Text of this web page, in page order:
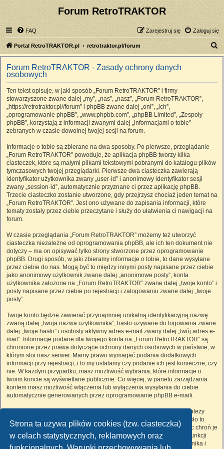
Strona ta używa plików cookies (tzw. ciasteczka)
w celach statystycznych, reklamowych oraz
Forum RetroTRAKTOR
FAQ Zaloguj się
Zarejestruj się
Portal RetroTRAKTOR.pl retrotraktor.pl/forum
z
Forum RetroTRAKTOR - Zasady ochrony danych
osobowych
Ten tekst opisuje, w jaki sposób „Forum RetroTRAKTOR” i firmy
stowarzyszone zwane dalej „my”, „nas”, „nasz”, „Forum RetroTRAKTOR”,
„https://retrotraktor.pl//forum” i phpBB zwane dalej „oni”, „ich”,
„oprogramowanie phpBB”, „www.phpbb.com”, „phpBB Limited”, „Zespoły
phpBB”, korzystają z informacji zwanymi dalej „informacjami o tobie”
zebranych w czasie dowolnej twojej sesji na forum.
Informacje o tobie są zbierane na dwa sposoby. Po pierwsze, przeglądanie
„Forum RetroTRAKTOR” powoduje, że aplikacja phpBB tworzy kilka
ciasteczek, które są małymi plikami tekstowymi pobranymi do katalogu plików
tymczasowych twojej przeglądarki. Pierwsze dwa ciasteczka zawierają
identyfikator użytkownika zwany „user-id” i anonimowy identyfikator sesji
zwany „session-id”, automatycznie przyznane ci przez aplikację phpBB.
Trzecie ciasteczko zostanie utworzone, gdy przejrzysz chociaż jeden temat na
„Forum RetroTRAKTOR”. Jest ono używane do zapisania informacji, które
tematy zostały przez ciebie przeczytane i służy do ułatwienia ci nawigacji na
forum.
W czasie przeglądania „Forum RetroTRAKTOR” możemy też utworzyć
ciasteczka niezależne od oprogramowania phpBB, ale ich ten dokument nie
dotyczy – ma on opisywać tylko strony stworzone przez oprogramowanie
phpBB. Drugi sposób, w jaki zbieramy informacje o tobie, to dane wysyłane
przez ciebie do nas. Mogą być to między innymi posty napisane przez ciebie
jako anonimowy użytkownik zwane dalej „anonimowe posty”, konta
użytkownika założone na „Forum RetroTRAKTOR” zwane dalej „twoje konto” i
posty napisane przez ciebie po rejestracji i zalogowaniu zwane dalej „twoje
posty”.
Twoje konto będzie zawierać przynajmniej unikalną identyfikacyjną nazwę
zwaną dalej „twoja nazwa użytkownika”, hasło używane do logowania zwane
dalej „twoje hasło” i osobisty aktywny adres e-mail zwany dalej „twój adres e-
mail”. Informacje podane dla twojego konta na „Forum RetroTRAKTOR” są
chronione przez prawa dotyczące ochrony danych osobowych w państwie, w
którym stoi nasz serwer. Mamy prawo wymagać podania dodatkowych
informacji przy rejestracji, i to my ustalamy czy podanie ich jest konieczne, czy
nie. W każdym przypadku, masz możliwość wybrania, które informacje o
twoim koncie są wyświetlane publicznie. Co więcej, w panelu zarządzania
kontem masz możliwość włączenia lub wyłączenia wysyłania do ciebie
automatycznie generowanych przez oprogramowanie phpBB e-maili.
Twoje hasło jest zaszyfrowane, więc jest bezpieczne, niemniej nie należy
używać tego samego hasła na różnych witrynach internetowych. Hasło to
umożliwia dostęp do twojego konta na „Forum RetroTRAKTOR”, więc chroń je
i w żadnym wypadku nie podawajnikomu. Jeśli je zapomnisz, użyj funkcji
„Nie pamiętam hasła”. Witryna poprosi cię o podanie nazwy użytkownika i